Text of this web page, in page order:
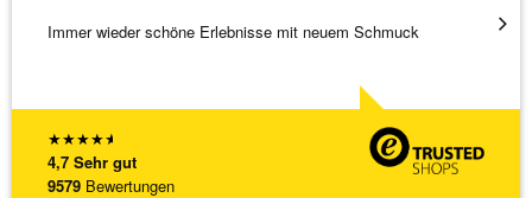
★★★★★
4,7 Sehr gut
9579 Bewertungen
Immer wieder schöne Erlebnisse mit neuem Schmuck